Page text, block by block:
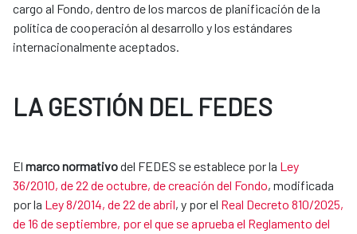
cargo al Fondo, dentro de los marcos de planificación de la
política de cooperación al desarrollo y los estándares
internacionalmente aceptados.
LA GESTIÓN DEL FEDES
El marco normativodel FEDES se establece por la Ley
36/2010, de 22 de octubre, de creación del Fondo, modificada
por la Ley 8/2014, de 22 de abril​, y por el Real Decreto 810/2025,
de 16 de septiembre, por el que se aprueba el Reglamento del